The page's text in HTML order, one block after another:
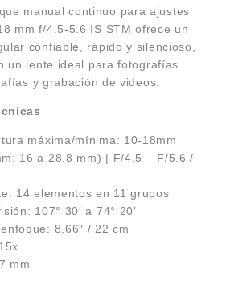
manual continuo para ajustes
mm f/4.5-5.6 IS STM ofrece un
confiable, rápido y silencioso,
un lente ideal para fotografías
y grabación de videos.
máxima/mínima: 10-18mm
16 a 28.8 mm) | F/4.5 – F/5.6 /
14 elementos en 11 grupos
107° 30′ a 74° 20′
8.66″ / 22 cm
mm